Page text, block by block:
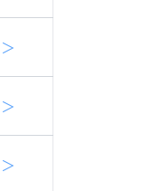
＞
＞
＞